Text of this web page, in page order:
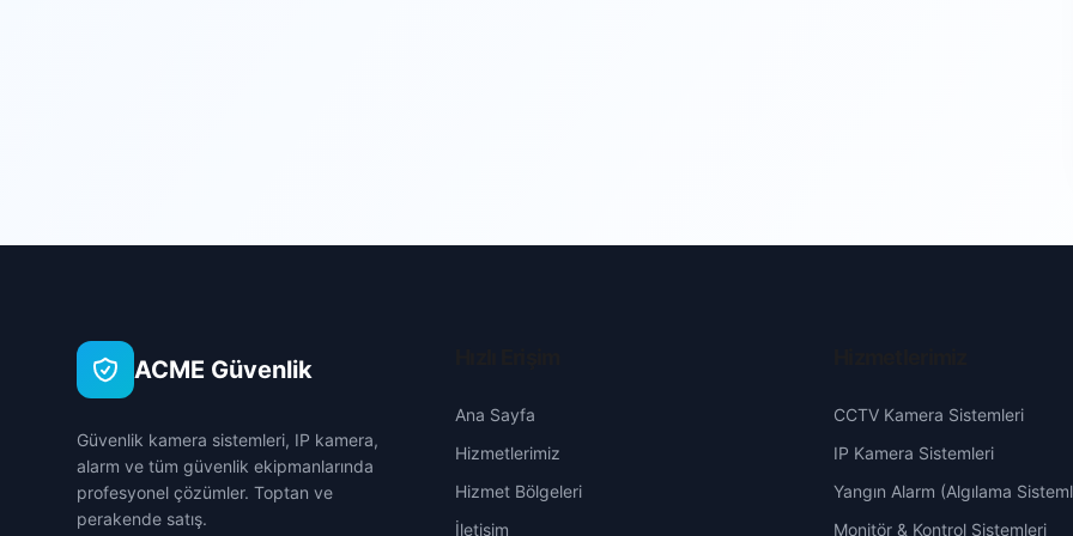
ACME Güvenlik
Güvenlik kamera sistemleri, IP kamera,
alarm ve tüm güvenlik ekipmanlarında
profesyonel çözümler. Toptan ve
perakende satış.
Ana Sayfa
Hizmetlerimiz
Hizmet Bölgeleri
İletişim
CCTV Kamera Sistemleri
IP Kamera Sistemleri
Yangın Alarm (Algılama
Monitör & Kontrol Sistemleri